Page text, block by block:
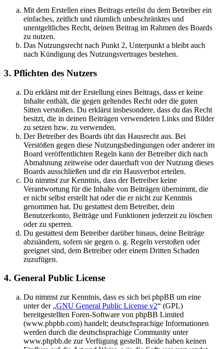
Mit dem Erstellen eines Beitrags erteilst du dem Betreiber ein
einfaches, zeitlich und räumlich unbeschränktes und
unentgeltliches Recht, deinen Beitrag im Rahmen des Boards
zu nutzen.
Das Nutzungsrecht nach Punkt 2, Unterpunkt a bleibt auch
nach Kündigung des Nutzungsvertrages bestehen.
3. Pflichten des Nutzers
Du erklärst mit der Erstellung eines Beitrags, dass er keine
Inhalte enthält, die gegen geltendes Recht oder die guten
Sitten verstoßen. Du erklärst insbesondere, dass du das Recht
besitzt, die in deinen Beiträgen verwendeten Links und Bilder
zu setzen bzw. zu verwenden.
Der Betreiber des Boards übt das Hausrecht aus. Bei
Verstößen gegen diese Nutzungsbedingungen oder anderer im
Board veröffentlichten Regeln kann der Betreiber dich nach
Abmahnung zeitweise oder dauerhaft von der Nutzung dieses
Boards ausschließen und dir ein Hausverbot erteilen.
Du nimmst zur Kenntnis, dass der Betreiber keine
Verantwortung für die Inhalte von Beiträgen übernimmt, die
er nicht selbst erstellt hat oder die er nicht zur Kenntnis
genommen hat. Du gestattest dem Betreiber, dein
Benutzerkonto, Beiträge und Funktionen jederzeit zu löschen
oder zu sperren.
Du gestattest dem Betreiber darüber hinaus, deine Beiträge
abzuändern, sofern sie gegen o. g. Regeln verstoßen oder
geeignet sind, dem Betreiber oder einem Dritten Schaden
zuzufügen.
4. General Public License
Du nimmst zur Kenntnis, dass es sich bei phpBB um eine
unter der „GNU General Public License v2“ (GPL)
bereitgestellten Foren-Software von phpBB Limited
(www.phpbb.com) handelt; deutschsprachige Informationen
werden durch die deutschsprachige Community unter
www.phpbb.de zur Verfügung gestellt. Beide haben keinen